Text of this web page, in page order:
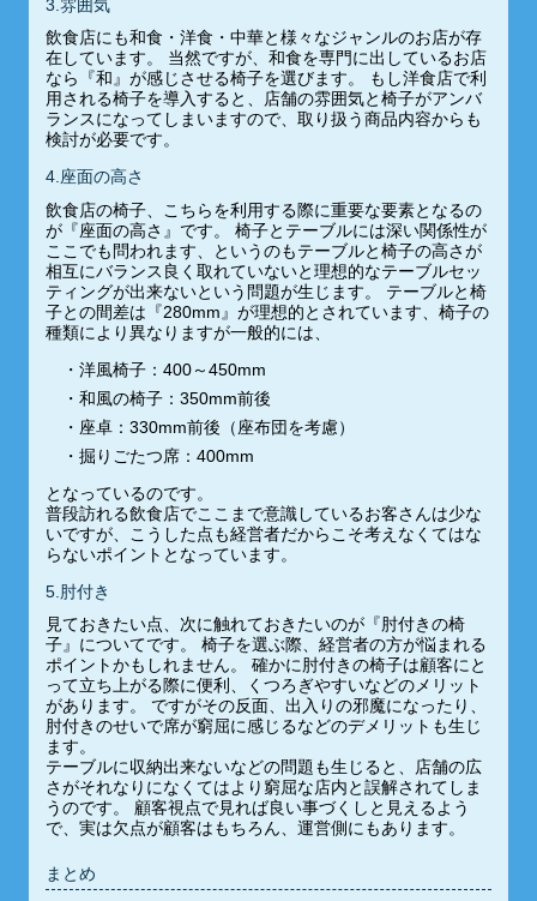
3.雰囲気
飲食店にも和食・洋食・中華と様々なジャンルのお店が存
在しています。 当然ですが、和食を専門に出しているお店
なら『和』が感じさせる椅子を選びます。 もし洋食店で利
用される椅子を導入すると、店舗の雰囲気と椅子がアンバ
ランスになってしまいますので、取り扱う商品内容からも
検討が必要です。
4.座面の高さ
飲食店の椅子、こちらを利用する際に重要な要素となるの
が『座面の高さ』です。 椅子とテーブルには深い関係性が
ここでも問われます、というのもテーブルと椅子の高さが
相互にバランス良く取れていないと理想的なテーブルセッ
ティングが出来ないという問題が生じます。 テーブルと椅
子との間差は『280mm』が理想的とされています、椅子の
種類により異なりますが一般的には、
洋風椅子：400～450mm
和風の椅子：350mm前後
座卓：330mm前後（座布団を考慮）
掘りごたつ席：400mm
となっているのです。
普段訪れる飲食店でここまで意識しているお客さんは少な
いですが、こうした点も経営者だからこそ考えなくてはな
らないポイントとなっています。
5.肘付き
見ておきたい点、次に触れておきたいのが『肘付きの椅
子』についてです。 椅子を選ぶ際、経営者の方が悩まれる
ポイントかもしれません。 確かに肘付きの椅子は顧客にと
って立ち上がる際に便利、くつろぎやすいなどのメリット
があります。 ですがその反面、出入りの邪魔になったり、
肘付きのせいで席が窮屈に感じるなどのデメリットも生じ
ます。
テーブルに収納出来ないなどの問題も生じると、店舗の広
さがそれなりになくてはより窮屈な店内と誤解されてしま
うのです。 顧客視点で見れば良い事づくしと見えるよう
で、実は欠点が顧客はもちろん、運営側にもあります。
まとめ